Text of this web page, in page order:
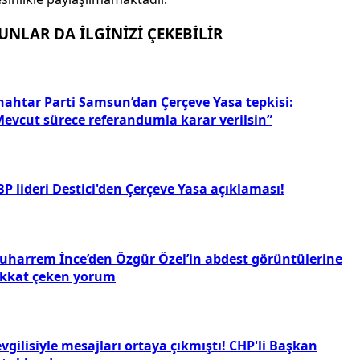
DA İLGİNİZİ ÇEKEBİLİR
Parti Samsun’dan Çerçeve Yasa tepkisi:
sürece referandumla karar verilsin”
lideri Destici'den Çerçeve Yasa açıklaması!
İnce’den Özgür Özel’in abdest görüntülerine
çeken yorum
mesajları ortaya çıkmıştı! CHP'li Başkan